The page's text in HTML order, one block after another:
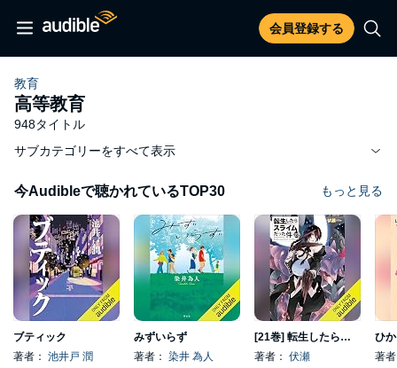
会員登録する
教育
高等教育
948タイトル
サブカテゴリーをすべて表示
今Audibleで聴かれているTOP30 もっと見る
ブティック
著者： 池井戸 潤
みずいらず
著者： 染井 為人
[21巻] 転生したらスライムだった件 21
著者： 伏瀬
ひ
著